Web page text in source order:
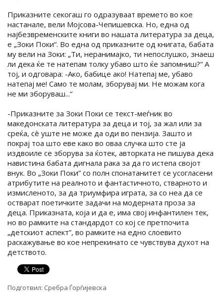
Приказните секогаш го одразуваат времето во кое
настанале, вели Мојсова-Чепишевска. Но, една од
најбезвременските книги во нашата литература за деца,
е „Зоки Поки“. Во една од приказните од книгата, бабата
му вели на Зоки: „Ти, неранимајко, ти непослушко, знаеш
ли дека ќе те натепам толку убаво што ќе запомниш?“ А
тој, и одговара: -Ако, бабице ако! Натепај ме, убаво
натепај ме! Само те молам, зборувај ми. Не можам кога
не ми зборуваш...“
-Приказните за Зоки Поки се текст-меѓник во
македонската литература за деца и тој, за жал или за
среќа, сè уште не може да оди во пензија. Зашто и
покрај тоа што еве како во оваа случка што сте ја
издвоиле се зборува за ќотек, авторката не пишува дека
навистина бабата дигнала рака за да го истепа својот
внук. Во „Зоки Поки” со полн спонатанитет се усогласени
атрибутите на реалното и фантастичното, стварното и
измисленото, за да триумфира играта, за со неа да се
остварат поетичките задачи на модерната проза за
деца. Приказната, која и да е, има свој инфантилен тек,
но во рамките на стандардот со кој се претпочита
„детскиот аспект”, во рамките на едно слоевито
раскажување во кое непрекинато се чувствува духот на
детството.
Подготвил: Сребра Ѓорѓијевска